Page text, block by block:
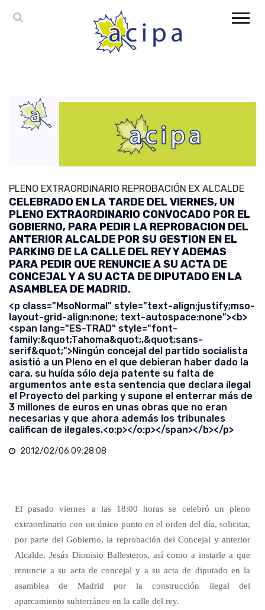
PLENO EXTRAORDINARIO REPROBACIÓN EX ALCALDE
CELEBRADO EN LA TARDE DEL VIERNES, UN
PLENO EXTRAORDINARIO CONVOCADO POR EL
GOBIERNO, PARA PEDIR LA REPROBACION DEL
ANTERIOR ALCALDE POR SU GESTION EN EL
PARKING DE LA CALLE DEL REY Y ADEMAS
PARA PEDIR QUE RENUNCIE A SU ACTA DE
CONCEJAL Y A SU ACTA DE DIPUTADO EN LA
ASAMBLEA DE MADRID.
<p class="MsoNormal" style="text-align:justify;mso-
layout-grid-align:none; text-autospace:none"><b>
<span lang="ES-TRAD" style="font-
family:&quot;Tahoma&quot;,&quot;sans-
serif&quot;">Ningún concejal del partido socialista
asistió a un Pleno en el que debieran haber dado la
cara, su huída sólo deja patente su falta de
argumentos ante esta sentencia que declara ilegal
el Proyecto del parking y supone el enterrar más de
3 millones de euros en unas obras que no eran
necesarias y que ahora además los tribunales
califican de ilegales.<o:p></o:p></span></b></p>
2012/02/06 09:28:08
El pasado viernes a las 18:00 horas se celebró un pleno
extraordinario con un único punto en el orden del día, solicitar,
por parte del Gobierno, la reprobación del Concejal y anterior
Alcalde, Jesús Dionisio Ballesteros, así como a instarle a que
renuncie a su acta de concejal y a su acta de diputado en la
asamblea de Madrid por la construcción ilegal del
aparcamiento subterráneo en la calle del rey.